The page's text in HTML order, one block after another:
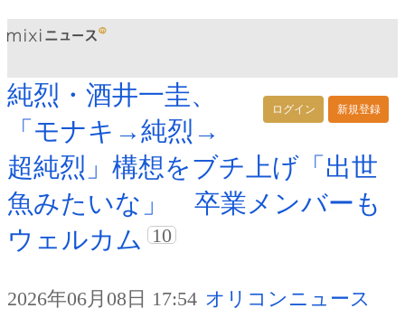
ログイン 新規登録
純烈・酒井一圭、
「モナキ→純烈→
超純烈」構想をブチ上げ「出世
魚みたいな」 卒業メンバーも
ウェルカム
10
2026年06月08日 17:54 オリコンニュース